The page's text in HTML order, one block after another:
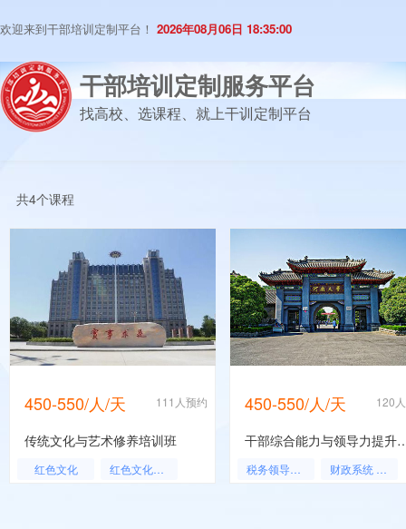
欢迎来到干部培训定制平台！ 2026年08月06日 18:35:00
干部培训定制服务平台
找高校、选课程、就上干训定制平台
共4个课程
450-550/人/天 111人预约
传统文化与艺术修养培训班
红色文化
红色文化培训
450-550/人/天 120
干部综合能力与
税务领导干部培训
财政系统 领导干部培训